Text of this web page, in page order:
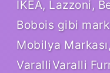
IKEA, Lazzoni,
Bobois gibi
Mobilya
VaralliVaralli